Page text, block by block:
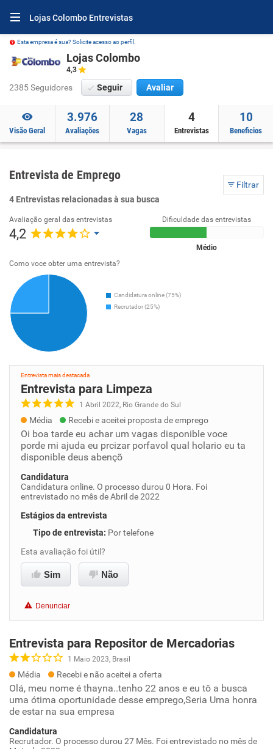
Lojas Colombo Entrevistas
Esta empresa é sua? Solicite acesso ao perfil.
Lojas Colombo
4,3
2385 Seguidores Seguir Avaliar
Visão Geral
3.976
Avaliações
28
Vagas
4
Entrevistas
10
Beneficios
Entrevista de Emprego
Filtrar
4 Entrevistas relacionadas à sua busca
Avaliação geral das entrevistas
4,2
Dificuldade das entrevistas
Médio
Como voce obter uma entrevista?
Candidatura online (75%)
Recrutador (25%)
Entrevista mais destacada
Entrevista para Limpeza
1 Abril 2022, Rio Grande do Sul
Média Recebi e aceitei proposta de emprego
Oi boa tarde eu achar um vagas disponible voce
porde mi ajuda eu prcizar porfavol qual holario eu ta
disponible deus abençõ
Candidatura
Candidatura online. O processo durou 0 Hora. Foi
entrevistado no mês de Abril de 2022
Estágios da entrevista
Tipo de entrevista: Por telefone
Esta avaliação foi útil?
Sim Não
Denunciar
Entrevista para Repositor de Mercadorias
1 Maio 2023, Brasil
Média Recebi e não aceitei a oferta
Olá, meu nome é thayna..tenho 22 anos e eu tô a busca
uma ótima oportunidade desse emprego,Seria Uma honra
de estar na sua empresa
Candidatura
Recrutador. O processo durou 27 Mês. Foi entrevistado no mês de